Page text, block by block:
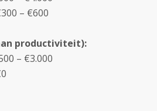
– €600
productiviteit):
– €3.000